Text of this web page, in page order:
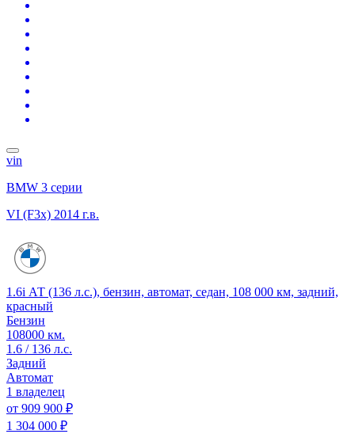
vin
BMW 3 серии
VI (F3x) 2014 г.в.
1.6i АТ (136 л.с.), бензин, автомат, седан, 108 000 км, задний,
красный
Бензин
108000 км.
1.6 / 136 л.с.
Задний
Автомат
1 владелец
от 909 900 ₽
1 304 000 ₽